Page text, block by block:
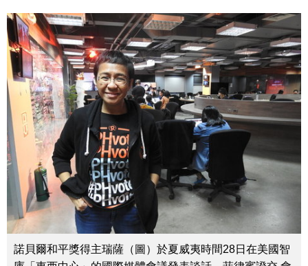
諾貝爾和平獎得主瑞薩（圖）於夏威夷時間28日在美國智